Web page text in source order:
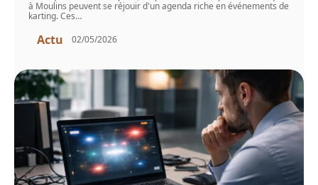
à Moulins peuvent se réjouir d'un agenda riche en événements de
karting. Ces…
Actu 02/05/2026